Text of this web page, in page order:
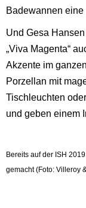
Badewannen
Und Gesa
„Viva Magenta“
Akzente im
Porzellan mit
Tischleuchten
und geben einem
Bereits auf der ISH
gemacht (Foto: Villeroy